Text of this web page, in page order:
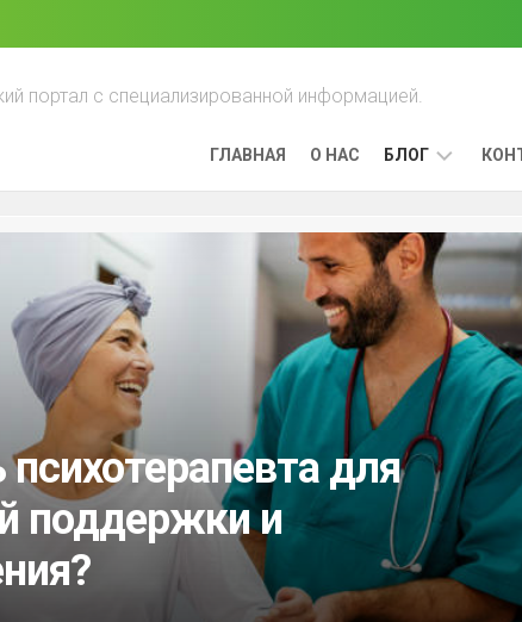
портал с специализированной информацией.
ГЛАВНАЯ О НАС БЛОГ
ЛЕЧЕНИЯ
РАКА,
РАННИХ
СТАДИЯХ
ЛИМФОМА:
КАК
ОНА
КАК
ЕЕ
ЛЕЧАТ?
для
поддержки и